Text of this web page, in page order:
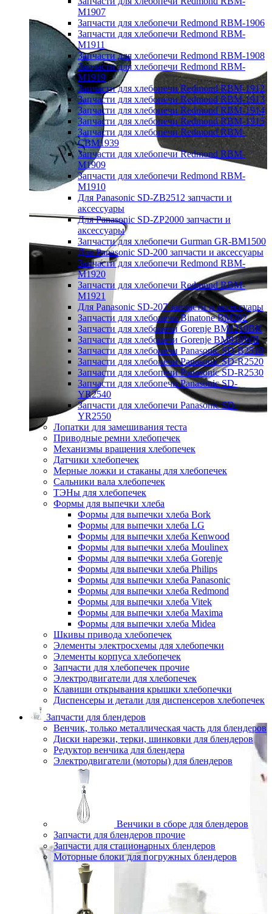
M1907
Запчасти для хлебопечи Redmond RBM-1906
Запчасти для хлебопечи Redmond RBM-
M1911
Запчасти для хлебопечи Redmond RBM-1908
Запчасти для хлебопечи Redmond RBM-
M1919
Запчасти для хлебопечи Redmond RBM-1912
Запчасти для хлебопечи Redmond RBM-1913
Запчасти для хлебопечи Redmond RBM-1914
Запчасти для хлебопечи Redmond RBM-1915
Запчасти для хлебопечи Redmond RBM-
CBM1939
Запчасти для хлебопечи Redmond RBM-
M1909
Запчасти для хлебопечи Redmond RBM-
M1910
Для Panasonic SD-ZB2512 запчасти и
аксессуары
Для Panasonic SD-ZP2000 запчасти и
аксессуары
Запчасти для хлебопечи Gurman GR-BM1500
Для Panasonic SD-200 запчасти и аксессуары
Запчасти для хлебопечи Redmond RBM-
M1920
Запчасти для хлебопечи Redmond RBM-
M1921
Для Panasonic SD-207 запчасти и аксессуары
Запчасти для хлебопечи Binatone BM202
Запчасти для хлебопечи Gorenje BM1210BK
Запчасти для хлебопечи Gorenje BM910WII
Запчасти для хлебопечи Panasonic SD-B2510
Запчасти для хлебопечи Panasonic SD-R2520
Запчасти для хлебопечи Panasonic SD-R2530
Запчасти для хлебопечи Panasonic SD-
YR2540
Запчасти для хлебопечи Panasonic SD-
YR2550
Лопатки для замешивания теста
Приводные ремни хлебопечек
Механизмы вращения хлебопечек
Датчики хлебопечек
Мерные ложки и стаканы для хлебопечек
Сальники вала хлебопечек
ТЭНы для хлебопечек
Формы для выпечки хлеба
Формы для выпечки хлеба Bork
Формы для выпечки хлеба LG
Формы для выпечки хлеба Kenwood
Формы для выпечки хлеба Moulinex
Формы для выпечки хлеба Gorenje
Формы для выпечки хлеба Philips
Формы для выпечки хлеба Panasonic
Формы для выпечки хлеба Redmond
Формы для выпечки хлеба Vitek
Формы для выпечки хлеба Maxima
Формы для выпечки хлеба Midea
Шкивы привода хлебопечек
Элементы электросхемы для хлебопечки
Элементы корпуса хлебопечек
Запчасти для хлебопечек прочие
Электродвигатели для хлебопечек
Клавиши открывания крышки хлебопечки
Диспенсеры и детали для диспенсеров хлебопечек
Запчасти для блендеров
Венчик, только металлическая часть для блендеров
Диски нарезки, терки, шинковки для блендеров
Редуктор венчика для блендера
Электродвигатели (моторы) для блендеров
Венчики в сборе для блендеров
Запчасти для блендеров прочие
Запчасти для стационарных блендеров
Моторные блоки для погружных блендеров